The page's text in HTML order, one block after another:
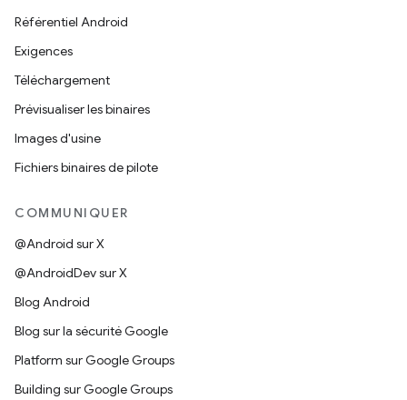
Référentiel Android
Exigences
Téléchargement
Prévisualiser les binaires
Images d'usine
Fichiers binaires de pilote
COMMUNIQUER
@Android sur X
@AndroidDev sur X
Blog Android
Blog sur la sécurité Google
Platform sur Google Groups
Building sur Google Groups